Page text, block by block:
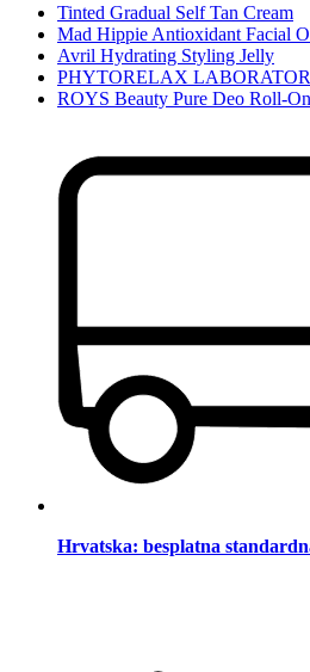
Tinted Gradual Self Tan Cream
Mad Hippie Antioxidant Facial
Avril Hydrating Styling Jelly
PHYTORELAX
ROYS Beauty Pure Deo Roll-
Hrvatska: besplatna